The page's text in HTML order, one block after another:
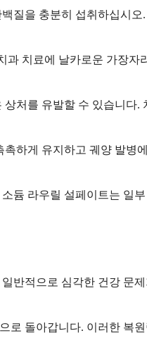
질을 충분히 섭취하십시
치료에 날카로운 가장자
처를 유발할 수 있습니다
하게 유지하고 궤양 발병
듐 라우릴 설페이트는 일
반적으로 심각한 건강 문
돌아갑니다. 이러한 복